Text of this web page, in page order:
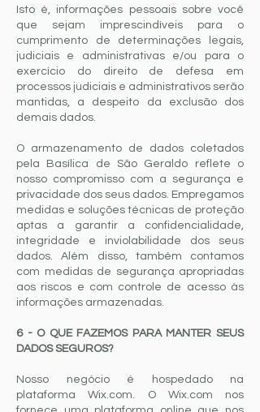
Isto é, informações pessoais sobre você
que sejam imprescindíveis para o
cumprimento de determinações legais,
judiciais e administrativas e/ou para o
exercício do direito de defesa em
processos judiciais e administrativos serão
mantidas, a despeito da exclusão dos
demais dados.
O armazenamento de dados coletados
pela Basílica de São Geraldo reflete o
nosso compromisso com a segurança e
privacidade dos seus dados. Empregamos
medidas e soluções técnicas de proteção
aptas a garantir a confidencialidade,
integridade e inviolabilidade dos seus
dados. Além disso, também contamos
com medidas de segurança apropriadas
aos riscos e com controle de acesso às
informações armazenadas.
6 - O QUE FAZEMOS PARA MANTER SEUS
DADOS SEGUROS?
Nosso negócio é hospedado na
plataforma Wix.com. O Wix.com nos